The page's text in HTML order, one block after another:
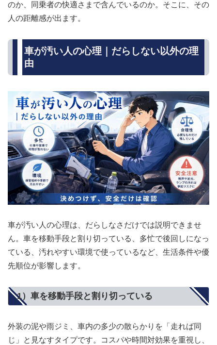
のか、同乗者の快適さまで含んでいるのか。そこに、その
人の距離感が出ます。
車が汚い人の心理｜だらしない以外の理
由
車が汚い人の心理は、だらしなさだけでは説明できませ
ん。車を移動手段と割り切っている、多忙で後回しになっ
ている、汚れやすい環境で使っているなど、生活条件や優
先順位が影響します。
1）車を移動手段と割り切っている
外装の泥や雨ジミ、車内の多少の散らかりを「走れば同
じ」と見なすタイプです。コスパや時間対効果を重視し、